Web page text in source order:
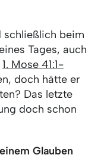
schließlich beim
Tages, auch
1. Mose 41:1-
doch hätte er
Das letzte
doch schon
Glauben